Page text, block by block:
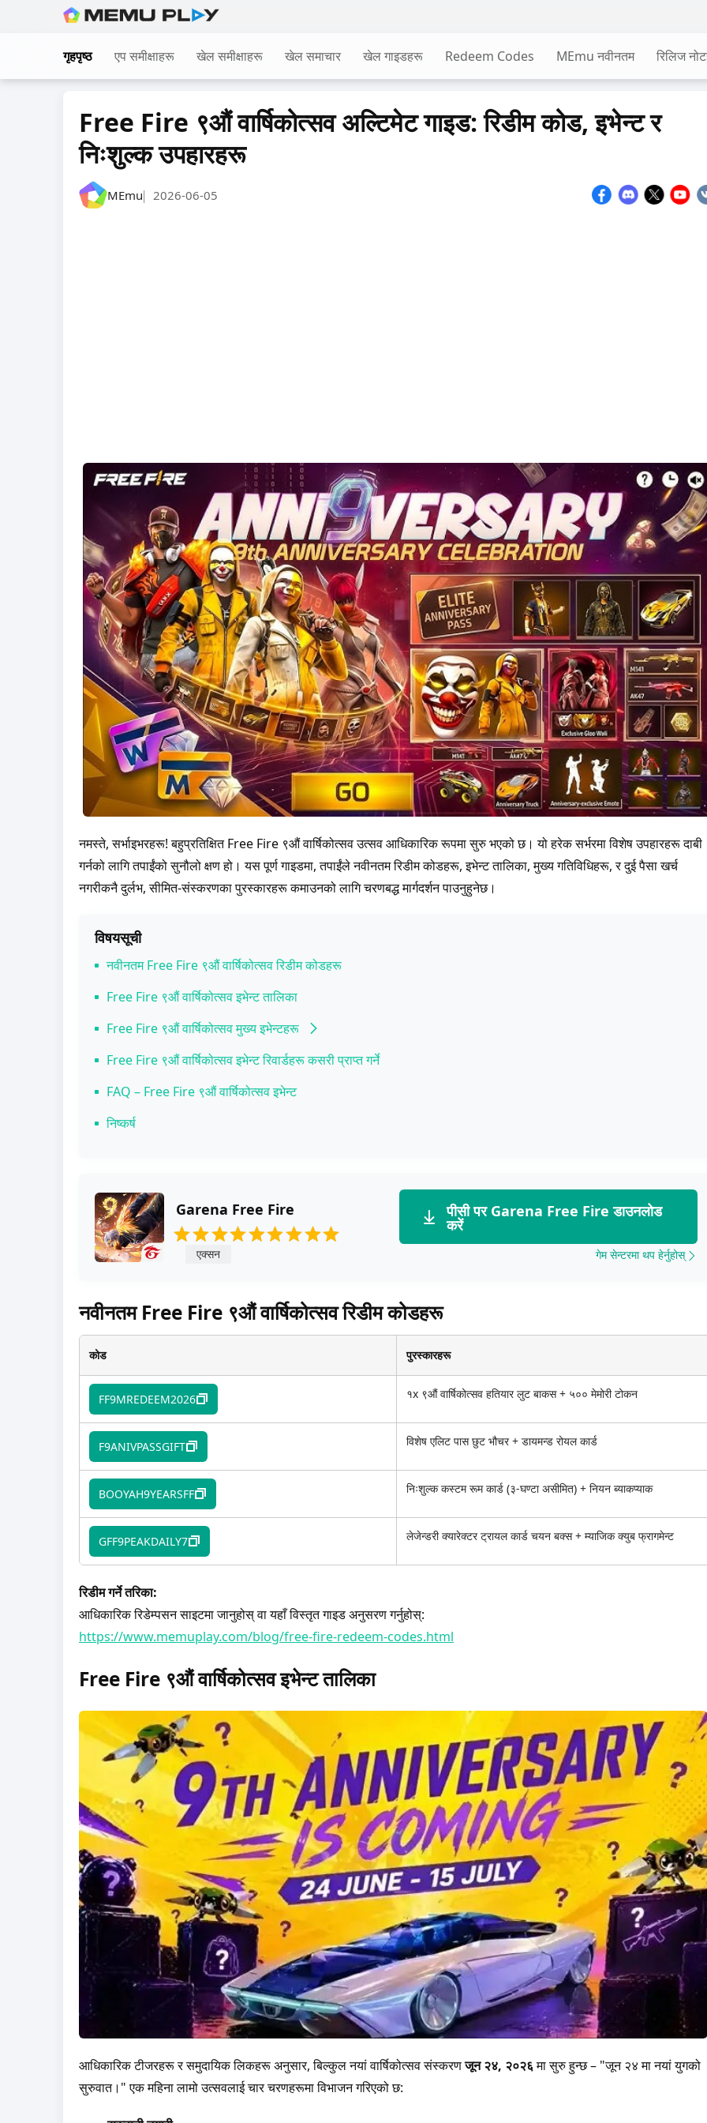
to
content
गृहपृष्ठ एप समीक्षाहरू खेल समीक्षाहरू खेल समाचार खेल गाइडहरू Redeem Codes MEmu नवीनतम रिलिज
Free Fire ९औं वार्षिकोत्सव अल्टिमेट गाइड: रिडीम कोड, इभेन्ट र
निःशुल्क उपहारहरू
MEmu| 2026-06-05
नमस्ते, सर्भाइभरहरू! बहुप्रतिक्षित Free Fire ९औं वार्षिकोत्सव उत्सव आधिकारिक रूपमा सुरु भएको छ। यो हरेक सर्भरमा विशेष उपहारहरू दाबी
गर्नको लागि तपाईंको सुनौलो क्षण हो। यस पूर्ण गाइडमा, तपाईंले नवीनतम रिडीम कोडहरू, इभेन्ट तालिका, मुख्य गतिविधिहरू, र दुई पैसा खर्च
नगरीकनै दुर्लभ, सीमित-संस्करणका पुरस्कारहरू कमाउनको लागि चरणबद्ध मार्गदर्शन पाउनुहुनेछ।
विषयसूची
नवीनतम Free Fire ९औं वार्षिकोत्सव रिडीम कोडहरू
Free Fire ९औं वार्षिकोत्सव इभेन्ट तालिका
Free Fire ९औं वार्षिकोत्सव मुख्य इभेन्टहरू
नयां वार्षिकोत्सव म्याप र क्लासिक मोडहरू
रहस्यमय सहकार्य हल्लाहरू – ९औं वार्षिकोत्सव अतिथि को हो?
Free Fire ९औं वार्षिकोत्सव इभेन्ट रिवार्डहरू कसरी प्राप्त गर्ने
FAQ – Free Fire ९औं वार्षिकोत्सव इभेन्ट
निष्कर्ष
Garena Free Fire
एक्सन
पीसी पर Garena Free Fire डाउनलोड
करें
गेम सेन्टरमा थप हेर्नुहोस्
नवीनतम Free Fire ९औं वार्षिकोत्सव रिडीम कोडहरू
कोड पुरस्कारहरू
FF9MREDEEM2026 १x ९औं वार्षिकोत्सव हतियार लुट बाकस + ५०० मेमोरी टोकन
F9ANIVPASSGIFT विशेष एलिट पास छुट भौचर + डायमन्ड रोयल कार्ड
BOOYAH9YEARSFF निःशुल्क कस्टम रूम कार्ड (३-घण्टा असीमित) + नियन ब्याकप्याक
GFF9PEAKDAILY7 लेजेन्डरी क्यारेक्टर ट्रायल कार्ड चयन बक्स + म्याजिक क्युब फ्रागमेन्ट
रिडीम गर्ने तरिका:
आधिकारिक रिडेम्पसन साइटमा जानुहोस् वा यहाँ विस्तृत गाइड अनुसरण गर्नुहोस्:
https://www.memuplay.com/blog/free-fire-redeem-codes.html
Free Fire ९औं वार्षिकोत्सव इभेन्ट तालिका
आधिकारिक टीजरहरू र समुदायिक लिकहरू अनुसार, बिल्कुल नयां वार्षिकोत्सव संस्करणजून २४, २०२६मा सुरु हुन्छ – "जून २४ मा नयां युगको
सुरुवात।" एक महिना लामो उत्सवलाई चार चरणहरूमा विभाजन गरिएको छ: